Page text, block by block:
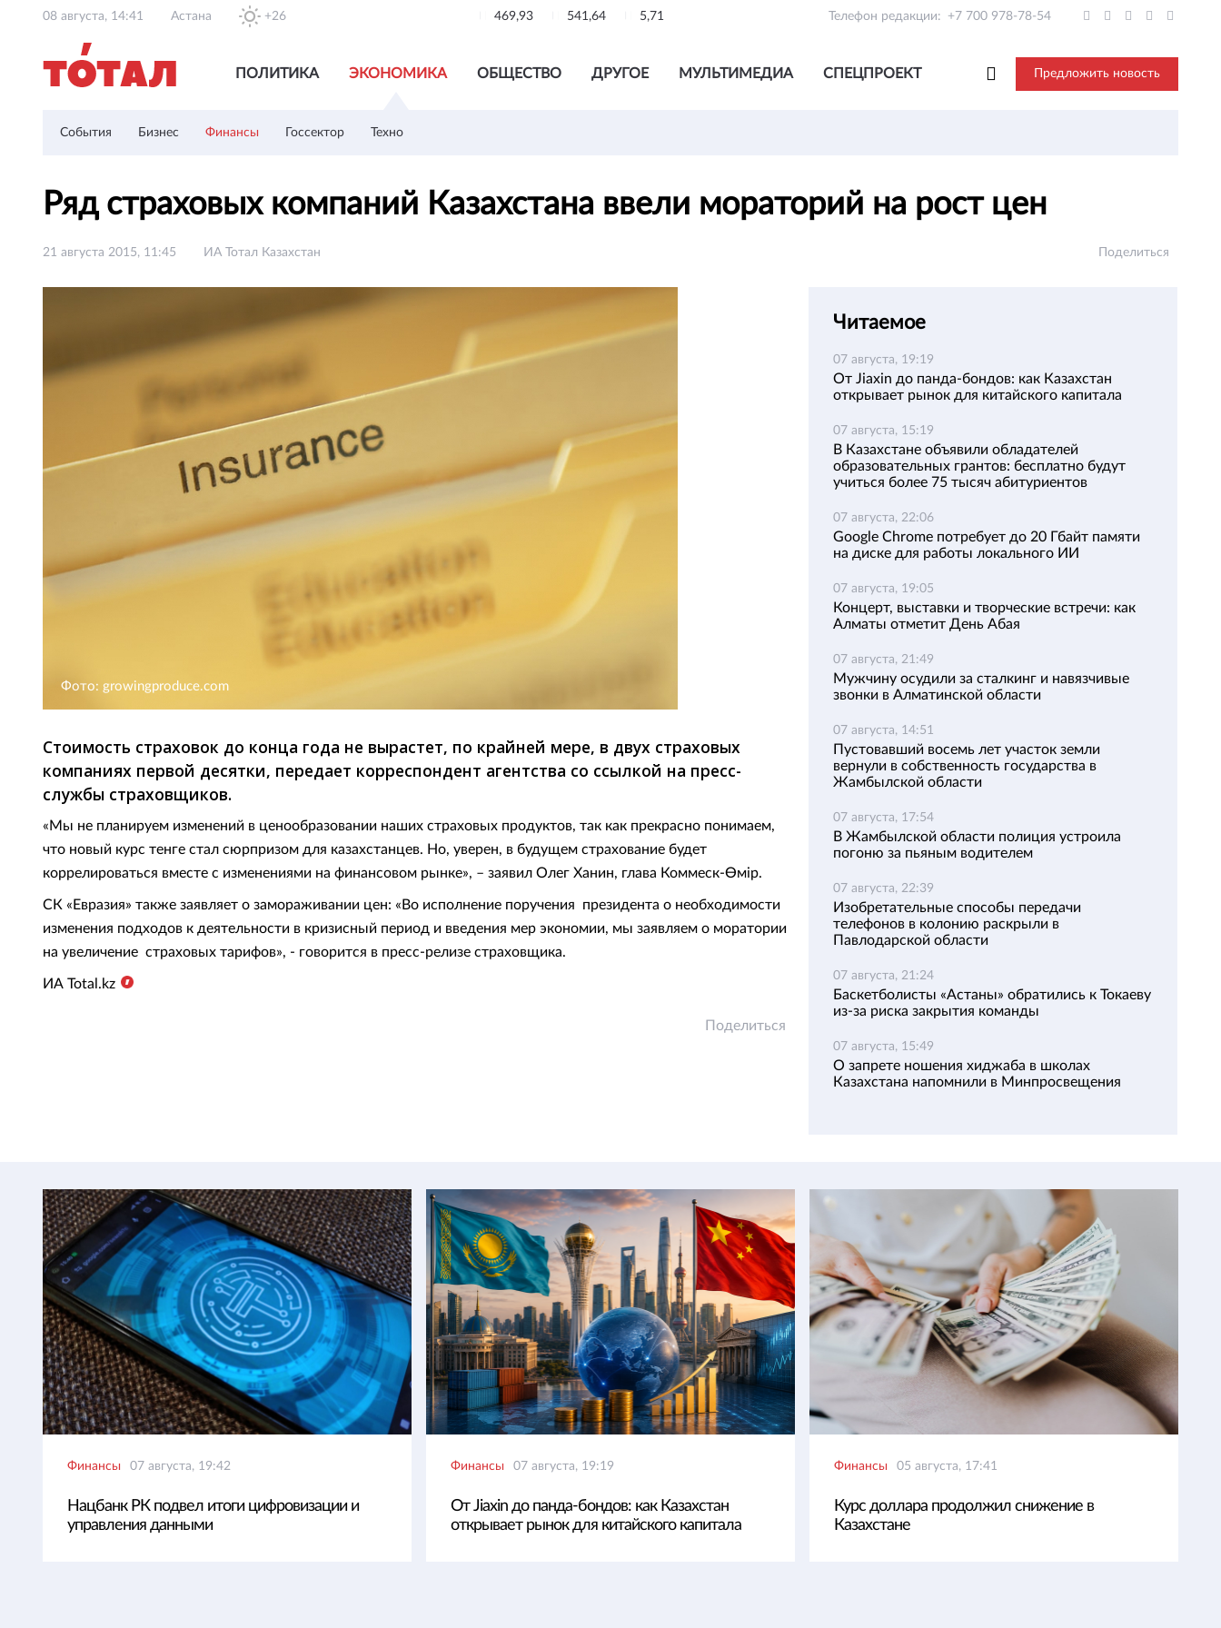
08 августа, 14:41 Астана +26 469,93 541,64 5,71 Телефон редакции: +7 700 978-78-54
ПОЛИТИКА ЭКОНОМИКА ОБЩЕСТВО ДРУГОЕ МУЛЬТИМЕДИА СПЕЦПРОЕКТ Предложить новость
События Бизнес Финансы Госсектор Техно
Ряд страховых компаний Казахстана ввели мораторий на рост цен
21 августа 2015, 11:45 ИА Тотал Казахстан Поделиться
Фото: growingproduce.com
Стоимость страховок до конца года не вырастет, по крайней мере, в двух страховых
компаниях первой десятки, передает корреспондент агентства со ссылкой на пресс-
службы страховщиков.
«Мы не планируем изменений в ценообразовании наших страховых продуктов, так как прекрасно понимаем,
что новый курс тенге стал сюрпризом для казахстанцев. Но, уверен, в будущем страхование будет
коррелироваться вместе с изменениями на финансовом рынке», – заявил Олег Ханин, глава Коммеск-Өмір.
СК «Евразия» также заявляет о замораживании цен: «Во исполнение поручения президента о необходимости
изменения подходов к деятельности в кризисный период и введения мер экономии, мы заявляем о моратории
на увеличение страховых тарифов», - говорится в пресс-релизе страховщика.
ИА Total .kz
Поделиться
Читаемое
07 августа, 19:19
От Jiaxin до панда-бондов: как Казахстан
открывает рынок для китайского капитала
07 августа, 15:19
В Казахстане объявили обладателей
образовательных грантов: бесплатно будут
учиться более 75 тысяч абитуриентов
07 августа, 22:06
Google Chrome потребует до 20 Гбайт памяти
на диске для работы локального ИИ
07 августа, 19:05
Концерт, выставки и творческие встречи: как
Алматы отметит День Абая
07 августа, 21:49
Мужчину осудили за сталкинг и навязчивые
звонки в Алматинской области
07 августа, 14:51
Пустовавший восемь лет участок земли
вернули в собственность государства в
Жамбылской области
07 августа, 17:54
В Жамбылской области полиция устроила
погоню за пьяным водителем
07 августа, 22:39
Изобретательные способы передачи
телефонов в колонию раскрыли в
Павлодарской области
07 августа, 21:24
Баскетболисты «Астаны» обратились к Токаеву
из-за риска закрытия команды
07 августа, 15:49
О запрете ношения хиджаба в школах
Казахстана напомнили в Минпросвещения
Финансы 07 августа, 19:42
Нацбанк РК подвел итоги цифровизации и
управления данными
Финансы 07 августа, 19:19
От Jiaxin до панда-бондов: как Казахстан
открывает рынок для китайского капитала
Финансы 05 августа, 17:41
Курс доллара продолжил снижение в
Казахстане